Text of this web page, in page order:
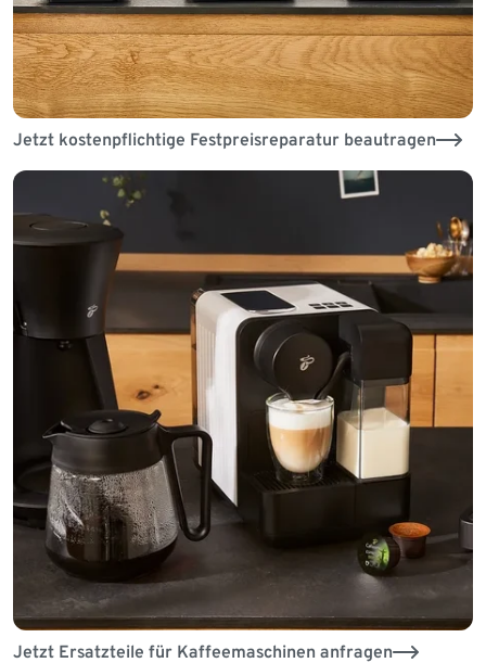
Jetzt kostenpflichtige Festpreisreparatur beautragen
Jetzt Ersatzteile für Kaffeemaschinen anfragen